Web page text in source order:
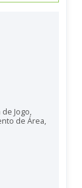
Jogo,
de Área,